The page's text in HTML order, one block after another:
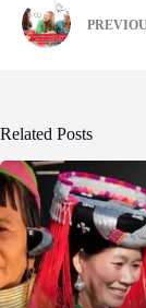
Related Posts